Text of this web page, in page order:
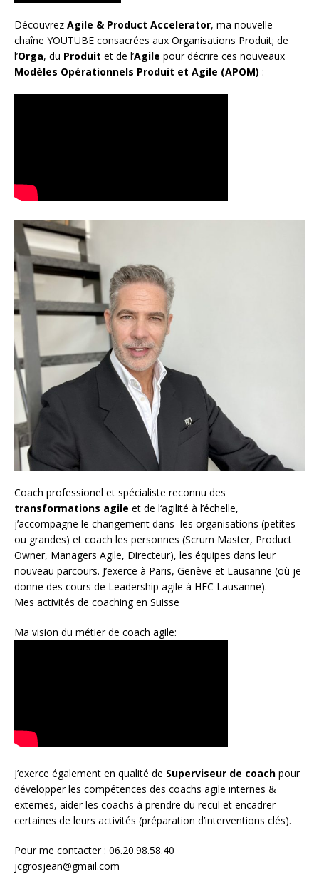
Découvrez Agile & Product Accelerator, ma nouvelle
chaîne YOUTUBE consacrées aux Organisations Produit; de
l’Orga, du Produit et de l’Agile pour décrire ces nouveaux
Modèles Opérationnels Produit et Agile (APOM) :
Coach professionel et spécialiste reconnu des
transformations agile et de l‘agilité à l’échelle,
j’accompagne le changement dans les organisations (petites
ou grandes) et coach les personnes (Scrum Master, Product
Owner, Managers Agile, Directeur), les équipes dans leur
nouveau parcours. J’exerce à Paris, Genève et Lausanne (où je
donne des cours de Leadership agile à HEC Lausanne).
Mes activités de coaching en Suisse
Ma vision du métier de coach agile:
J’exerce également en qualité de Superviseur de coach pour
développer les compétences des coachs agile internes &
externes, aider les coachs à prendre du recul et encadrer
certaines de leurs activités (préparation d’interventions clés).
Pour me contacter : 06.20.98.58.40
jcgrosjean@gmail.com